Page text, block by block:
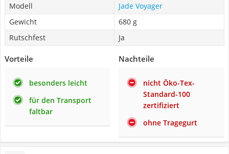
Modell
Jade Voyager
Gewicht
680 g
Rutschfest
Ja
Vorteile
besonders leicht
für den Transport
faltbar
Nachteile
nicht Öko-Tex-
Standard-100
zertifiziert
ohne Tragegurt